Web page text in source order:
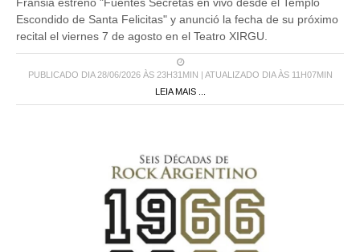
Escondido de Santa Felicitas" y anunció la fecha de su próximo
recital el viernes 7 de agosto en el Teatro XIRGU.
PUBLICADO DIA 28/06/2026 ÀS 23H31MIN | ATUALIZADO DIA ÀS 11H07MIN
LEIA MAIS ...